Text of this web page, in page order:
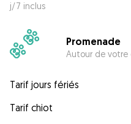
j/7 inclus
Promenade
Autour de votre
Tarif jours fériés
Tarif chiot